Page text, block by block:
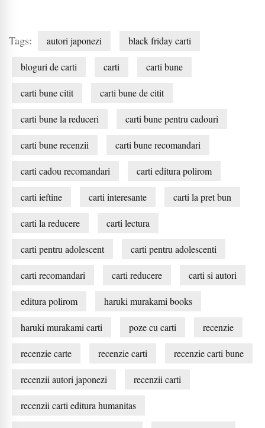
Tags: autori japonezi black friday carti
bloguri de carti carti carti bune
carti bune citit carti bune de citit
carti bune la reduceri carti bune pentru cadouri
carti bune recenzii carti bune recomandari
carti cadou recomandari carti editura polirom
carti ieftine carti interesante carti la pret bun
carti la reducere carti lectura
carti pentru adolescent carti pentru adolescenti
carti recomandari carti reducere carti si autori
editura polirom haruki murakami books
haruki murakami carti poze cu carti recenzie
recenzie carte recenzie carti recenzie carti bune
recenzii autori japonezi recenzii carti
recenzii carti editura humanitas